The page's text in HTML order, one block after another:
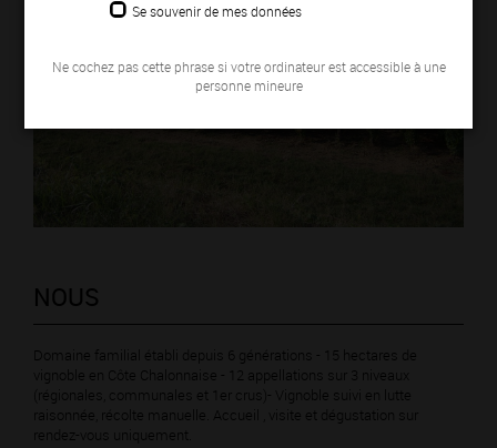
Se souvenir de mes données
Ne cochez pas cette phrase si votre ordinateur est accessible à une
personne mineure
NOUS
Domaine familial établi depuis 6 générations - 15 hectares de
vignoble en Côte Chalonnaise - 12 appellations sur 3 niveaux
(régionales, communales et 1er crus)- Vignoble suivi en lutte
raisonnée, récolte manuelle. Accueil , visite et dégustation sur
rendez-vous uniquement.